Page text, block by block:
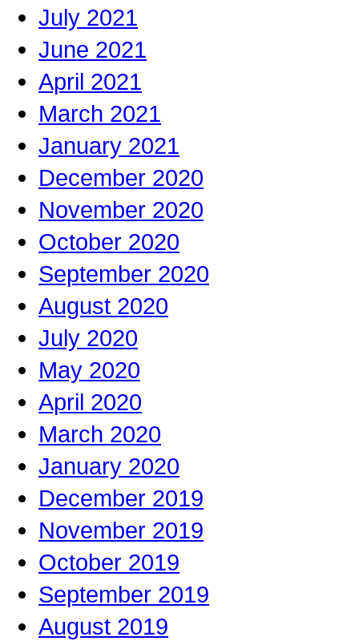
July 2021
June 2021
April 2021
March 2021
January 2021
December 2020
November 2020
October 2020
September 2020
August 2020
July 2020
May 2020
April 2020
March 2020
January 2020
December 2019
November 2019
October 2019
September 2019
August 2019